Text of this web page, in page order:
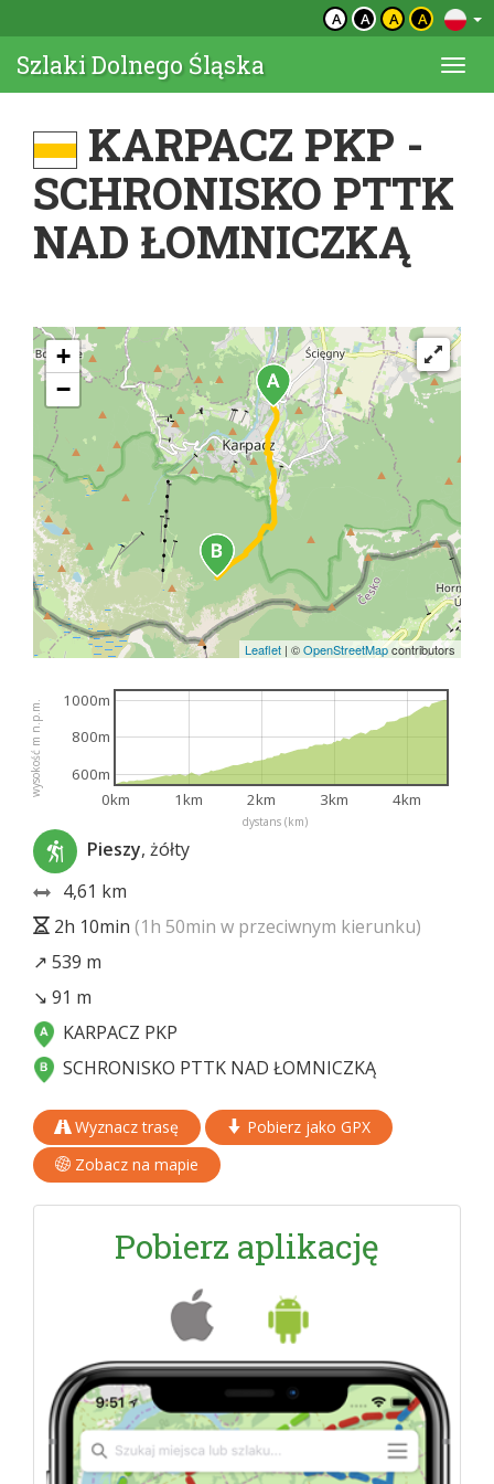
A A A A
Szlaki Dolnego Śląska
KARPACZ PKP -
SCHRONISKO PTTK
NAD ŁOMNICZKĄ
+
−
Leaflet | ©OpenStreetMapcontributors
dystans (km)
wysokość m n.p.m.
0km 1km 2km 3km 4km
600m
800m
1000m
Pieszy, żółty
4,61 km
2h 10min (1h 50min w przeciwnym kierunku)
↗ 539 m
↘ 91 m
KARPACZ PKP
SCHRONISKO PTTK NAD ŁOMNICZKĄ
Wyznacz trasę
Pobierz jako GPX
Zobacz na mapie
Pobierz aplikację